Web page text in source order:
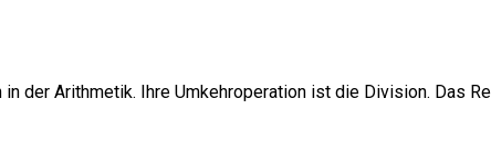
der Arithmetik. Ihre Umkehroperation ist die Division. Das